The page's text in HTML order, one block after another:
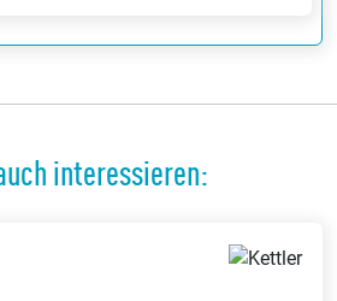
interessieren: